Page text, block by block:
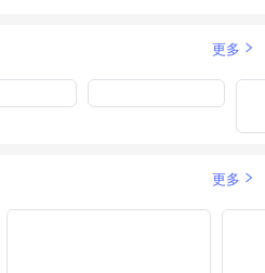
更多
更多